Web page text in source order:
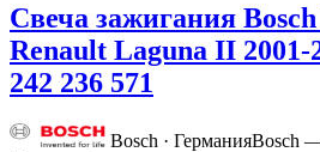
Свеча зажигания
Renault Laguna II 2001-
242 236 571
Bosch · ГерманияBosch